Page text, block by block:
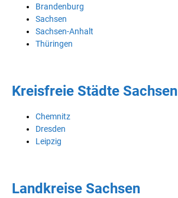
Brandenburg
Sachsen
Sachsen-Anhalt
Thüringen
Kreisfreie Städte Sachsen
Chemnitz
Dresden
Leipzig
Landkreise Sachsen